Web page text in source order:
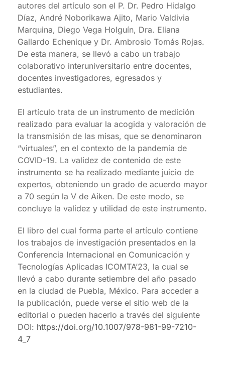
autores del artículo son el P. Dr. Pedro Hidalgo
Díaz, André Noborikawa Ajito, Mario Valdivia
Marquina, Diego Vega Holguín, Dra. Eliana
Gallardo Echenique y Dr. Ambrosio Tomás Rojas.
De esta manera, se llevó a cabo un trabajo
colaborativo interuniversitario entre docentes,
docentes investigadores, egresados y
estudiantes.
El artículo trata de un instrumento de medición
realizado para evaluar la acogida y valoración de
la transmisión de las misas, que se denominaron
“virtuales”, en el contexto de la pandemia de
COVID-19. La validez de contenido de este
instrumento se ha realizado mediante juicio de
expertos, obteniendo un grado de acuerdo mayor
a 70 según la V de Aiken. De este modo, se
concluye la validez y utilidad de este instrumento.
El libro del cual forma parte el artículo contiene
los trabajos de investigación presentados en la
Conferencia Internacional en Comunicación y
Tecnologías Aplicadas ICOMTA’23, la cual se
llevó a cabo durante setiembre del año pasado
en la ciudad de Puebla, México. Para acceder a
la publicación, puede verse el sitio web de la
editorial o pueden hacerlo a través del siguiente
DOI: https://doi.org/10.1007/978-981-99-7210-
4_7